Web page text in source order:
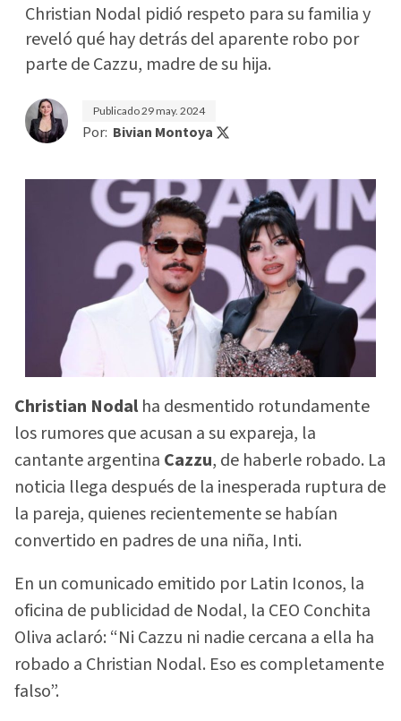
Christian Nodal pidió respeto para su familia y
reveló qué hay detrás del aparente robo por
parte de Cazzu, madre de su hija.
Publicado29 may. 2024
Por: Bivian Montoya
Christian Nodalha desmentido rotundamente
los rumores que acusan a su expareja, la
cantante argentina Cazzu, de haberle robado. La
noticia llega después de la inesperada ruptura de
la pareja, quienes recientemente se habían
convertido en padres de una niña, Inti.
En un comunicado emitido por Latin Iconos, la
oficina de publicidad de Nodal, la CEO Conchita
Oliva aclaró: “Ni Cazzu ni nadie cercana a ella ha
robado a Christian Nodal. Eso es completamente
falso”.